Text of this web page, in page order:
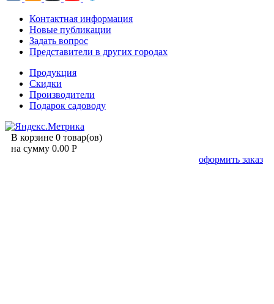
Контактная информация
Новые публикации
Задать вопрос
Представители в других городах
Продукция
Скидки
Производители
Подарок садоводу
В корзине 0 товар(ов)
на сумму 0.00 Р
оформить заказ